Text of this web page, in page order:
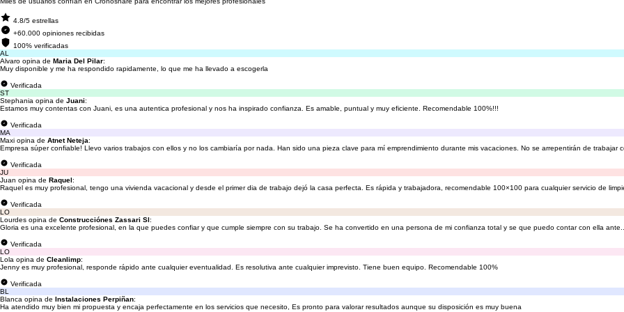
4.8/5 estrellas
+60.000 opiniones recibidas
100% verificadas
AL
Alvaro opina de Maria Del Pilar:
Muy disponible y me ha respondido rapidamente, lo que me ha llevado a escogerla
Verificada
ST
Stephania opina de Juani:
Estamos muy contentas con Juani, es una autentica profesional y nos ha inspirado confianza. Es amable, puntual y muy eficiente. Recomendable 100%!!!
Verificada
MA
Maxi opina de Atnet Neteja:
Empresa súper confiable! Llevo varios trabajos con ellos y no los cambiaría por nada. Han sido una pieza clave para mí emprendimiento durante mis vacaciones. No se arrepentirán de trabajar
Verificada
JU
Juan opina de Raquel:
Raquel es muy profesional, tengo una vivienda vacacional y desde el primer dia de trabajo dejó la casa perfecta. Es rápida y trabajadora, recomendable 100×100 para cualquier servicio de
Verificada
LO
Lourdes opina de Construcciónes Zassari Sl:
Gloria es una excelente profesional, en la que puedes confiar y que cumple siempre con su trabajo. Se ha convertido en una persona de mi confianza total y se que puedo contar con ella ante...
Verificada
LO
Lola opina de Cleanlimp:
Jenny es muy profesional, responde rápido ante cualquier eventualidad. Es resolutiva ante cualquier imprevisto. Tiene buen equipo. Recomendable 100%
Verificada
BL
Blanca opina de Instalaciones Perpiñan:
Ha atendido muy bien mi propuesta y encaja perfectamente en los servicios que necesito, Es pronto para valorar resultados aunque su disposición es muy buena